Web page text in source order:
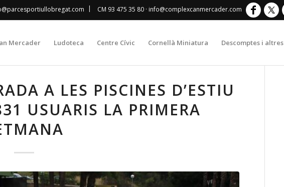
| CM 93 475 35 80· info@complexcanmercader.com
Mercader Ludoteca Centre Cívic Cornellà Miniatura Descomptes i altres
A LES PISCINES D’ESTIU
USUARIS LA PRIMERA